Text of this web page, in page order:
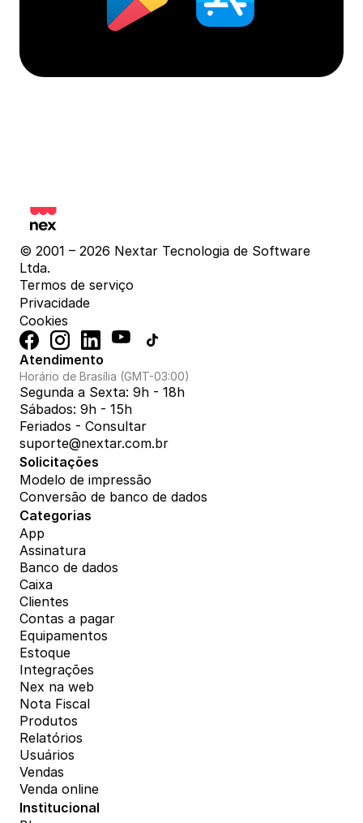
© 2001 – 2026 Nextar Tecnologia de Software
Ltda.
Termos de serviço
Privacidade
Cookies
Atendimento
Horário de Brasília (GMT-03:00)
Segunda a Sexta: 9h - 18h
Sábados: 9h - 15h
Feriados - Consultar
suporte@nextar.com.br
Solicitações
Modelo de impressão
Conversão de banco de dados
Categorias
App
Assinatura
Banco de dados
Caixa
Clientes
Contas a pagar
Equipamentos
Estoque
Integrações
Nex na web
Nota Fiscal
Produtos
Relatórios
Usuários
Vendas
Venda online
Institucional